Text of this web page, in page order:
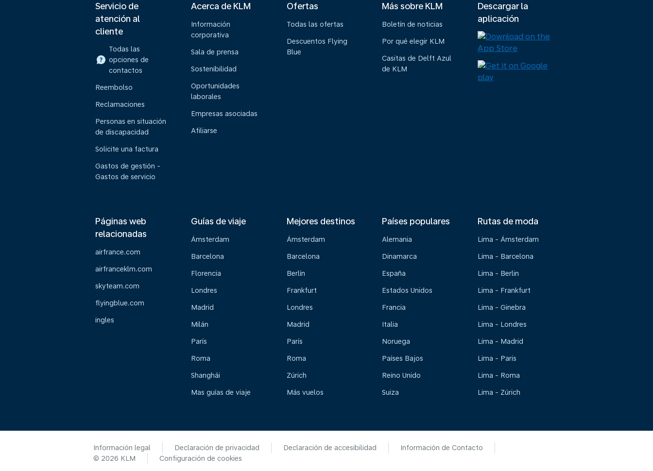
Servicio de
atención al
cliente
Todas las
opciones de
contactos
Reembolso
Reclamaciones
Personas en situación
de discapacidad
Solicite una factura
Gastos de gestión -
Gastos de servicio
Acerca de KLM
Información
corporativa
Sala de prensa
Sostenibilidad
Oportunidades
laborales
Empresas asociadas
Afiliarse
Ofertas
Todas las ofertas
Descuentos Flying
Blue
Más sobre KLM
Boletín de noticias
Por qué elegir KLM
Casitas de Delft Azul
de KLM
Descargar la
aplicación
Páginas web
relacionadas
airfrance.com
airfranceklm.com
skyteam.com
flyingblue.com
ingles
Guías de viaje
Ámsterdam
Barcelona
Florencia
Londres
Madrid
Milán
París
Roma
Shanghái
Mas guías de viaje
Mejores destinos
Ámsterdam
Barcelona
Berlín
Frankfurt
Londres
Madrid
París
Roma
Zúrich
Más vuelos
Países populares
Alemania
Dinamarca
España
Estados Unidos
Francia
Italia
Noruega
Países Bajos
Reino Unido
Suiza
Rutas de moda
Lima - Ámsterdam
Lima - Barcelona
Lima - Berlin
Lima - Frankfurt
Lima - Ginebra
Lima - Londres
Lima - Madrid
Lima - Paris
Lima - Roma
Lima - Zúrich
Información legal Declaración de privacidad Declaración de accesibilidad
Información de Contacto
© 2026 KLM
Configuración de cookies